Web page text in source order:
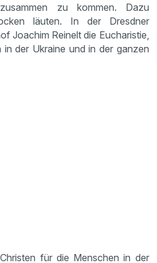
zu kommen. Dazu
läuten. In der Dresdner
Joachim Reinelt die Eucharistie,
der Ukraine und in der ganzen
für die Menschen in der